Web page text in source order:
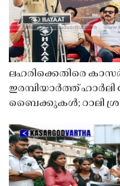
ലഹരിക്കെതിരെ
ഇരമ്പിയാർത്ത്
ബൈക്കുകൾ; റാലി